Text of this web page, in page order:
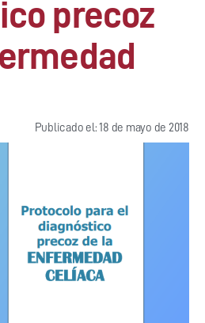
precoz
Publicado el: 18 de mayo de 2018